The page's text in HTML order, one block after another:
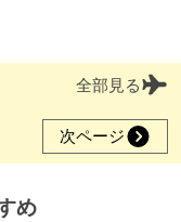
全部見る
次ページ
め